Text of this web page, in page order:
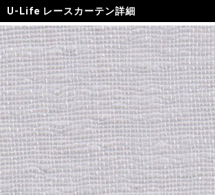
U-Life レースカーテン詳細